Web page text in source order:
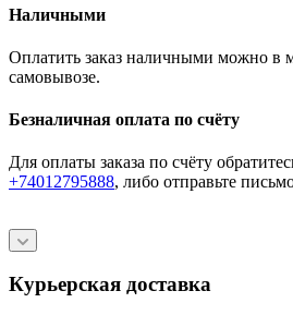
Наличными
Оплатить заказ наличными можно в
самовывозе.
Безналичная оплата по счёту
Для оплаты заказа по счёту
+74012795888, либо отправьте
Курьерская доставка